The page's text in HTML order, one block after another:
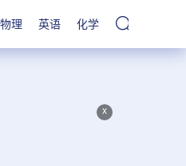
物理 英语 化学
x